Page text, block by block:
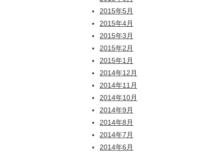
2015年5月
2015年4月
2015年3月
2015年2月
2015年1月
2014年12月
2014年11月
2014年10月
2014年9月
2014年8月
2014年7月
2014年6月